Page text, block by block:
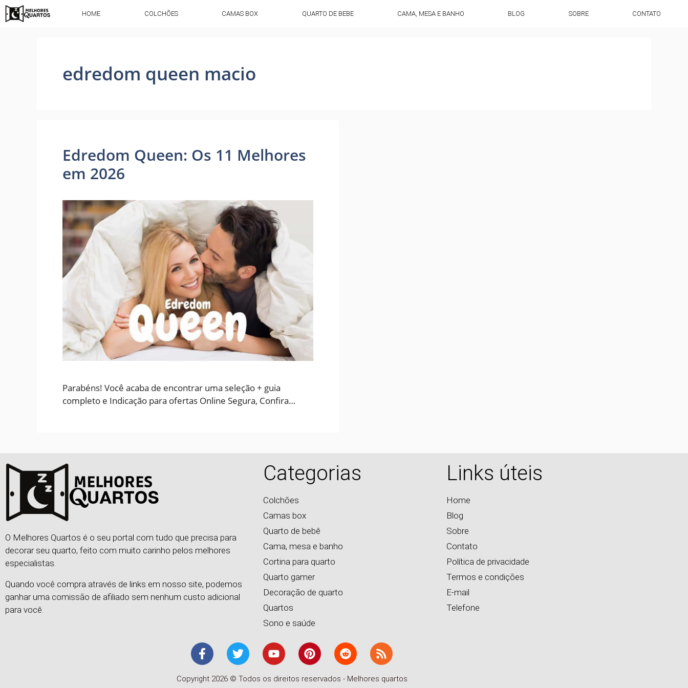
HOME COLCHÕES CAMAS BOX QUARTO DE BEBE CAMA, MESA E BANHO BLOG SOBRE CONTATO
edredom queen macio
Edredom Queen: Os 11 Melhores
em 2026
Parabéns! Você acaba de encontrar uma seleção + guia
completo e Indicação para ofertas Online Segura, Confira…
O Melhores Quartos é o seu portal com tudo que precisa para
decorar seu quarto, feito com muito carinho pelos melhores
especialistas.
Quando você compra através de links em nosso site, podemos
ganhar uma comissão de afiliado sem nenhum custo adicional
para você.
Categorias
Colchões
Camas box
Quarto de bebê
Cama, mesa e banho
Cortina para quarto
Quarto gamer
Decoração de quarto
Quartos
Sono e saúde
Links úteis
Home
Blog
Sobre
Contato
Política de privacidade
Termos e condições
E-mail
Telefone
Copyright 2026 © Todos os direitos reservados - Melhores quartos